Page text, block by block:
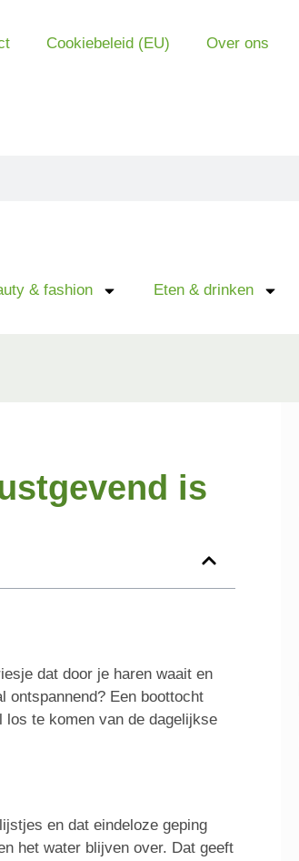
Cookiebeleid (EU) Over ons
& fashion Eten & drinken
is
dat door je haren waait en
ontspannend? Een boottocht
te komen van de dagelijkse
en dat eindeloze geping
het water blijven over. Dat geeft